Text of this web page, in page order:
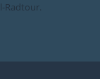
Radtour.